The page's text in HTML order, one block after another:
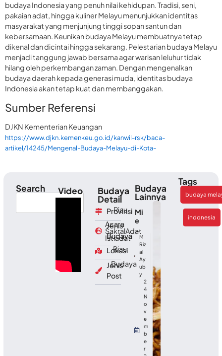
budaya Indonesia yang penuh nilai kehidupan. Tradisi, seni,
pakaian adat, hingga kuliner Melayu menunjukkan identitas
masyarakat yang menjunjung tinggi sopan santun dan
kebersamaan. Keunikan budaya Melayu membuatnya tetap
dikenal dan dicintai hingga sekarang. Pelestarian budaya Melayu
menjadi tanggung jawab bersama agar warisan leluhur tidak
hilang oleh perkembangan zaman. Dengan mengenalkan
budaya daerah kepada generasi muda, identitas budaya
Indonesia akan tetap kuat dan membanggakan.
Sumber Referensi
DJKN Kementerian Keuangan
https://www.djkn.kemenkeu.go.id/kanwil-rsk/baca-
artikel/14245/Mengenal-Budaya-Melayu-di-Kota-
Search Video Budaya
Detail
Provinsi
Riau
Jenis
Budaya
Acara
SakralAdat
Istiadat
Lokasi
Riau
Jenis
Post
Budaya
Budaya
Lainnya
Mi
e
Kh
as
Ac
eh
:
Cit
Ra
ng
Be
ra
M
Riz
al
Ay
ub
y
2
4
N
o
v
e
m
b
e
r
Tags
budaya
,
indonesia